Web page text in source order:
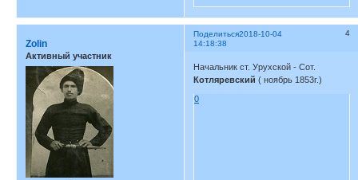
Поделиться 4
2018-10-04
14:18:38
Zolin
Активный участник
Начальник ст. Урухской - Сот.
Котляревский ( ноябрь 1853г.)
0